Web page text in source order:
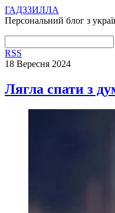
ГАДЗЗИЛЛА
Персональний блог з
RSS
18 Вересня 2024
Лягла спати з